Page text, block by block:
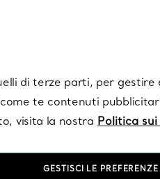
di terze parti, per
te contenuti
visita la nostra Politica sui
GESTISCI LE